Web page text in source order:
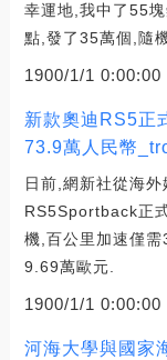
幸運地,我中了55
點,發了35萬個,隨
1900/1/1 0:00:00
新款奧迪RS5正
73.9萬人民幣
日前,網新社從海
RS5Sportback正
機,百公里加速僅
9.69萬歐元.
1900/1/1 0:00:00
河海大學與國家